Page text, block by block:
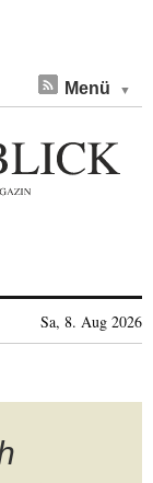
Menü
Sa, 8. Aug 2026